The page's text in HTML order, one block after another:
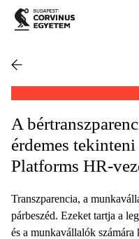
A
érdemes
Platforms HR-
Transzparencia, a
párbeszéd. Ezeket tartja a
és a munkavállalók